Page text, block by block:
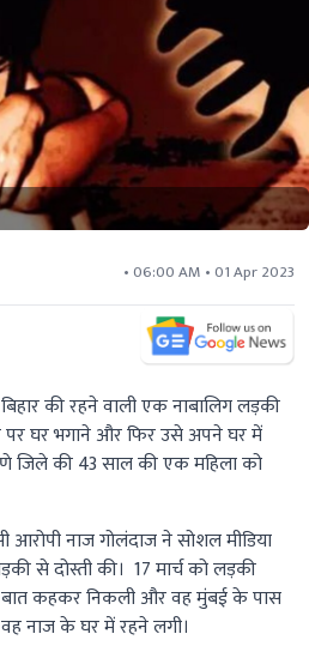
• 06:00 AM • 01 Apr 2023
बिहार की रहने वाली एक नाबालिग लड़की
घर भगाने और फिर उसे अपने घर में
जिले की 43 साल की एक महिला को
आरोपी नाज गोलंदाज ने सोशल मीडिया
से दोस्ती की। 17 मार्च को लड़की
कहकर निकली और वह मुंबई के पास
नाज के घर में रहने लगी।